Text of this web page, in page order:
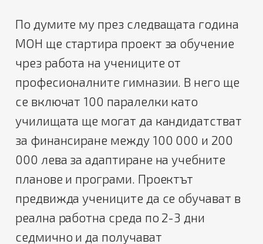
По думите му през следващата година
МОН ще стартира проект за обучение
чрез работа на учениците от
професионалните гимназии. В него ще
се включат 100 паралелки като
училищата ще могат да кандидатстват
за финансиране между 100 000 и 200
000 лева за адаптиране на учебните
планове и програми. Проектът
предвижда учениците да се обучават в
реална работна среда по 2-3 дни
седмично и да получават